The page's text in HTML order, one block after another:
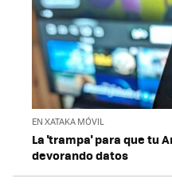
EN XATAKA MÓVIL
La 'trampa' para que tu
devorando datos